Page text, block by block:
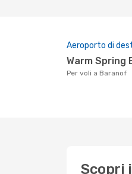
Aeroporto di
Warm Spring
Per voli a Baranof
Scopri